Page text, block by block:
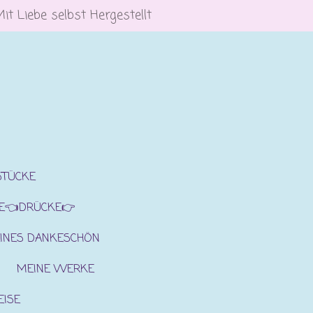
Liebe selbst Hergestellt
DANKESCHÖN
MEINE WERKE